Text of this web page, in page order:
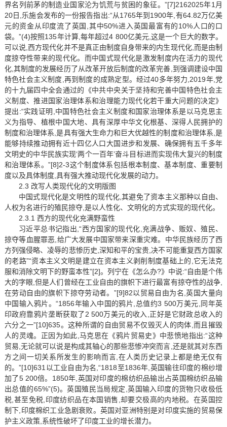
界名列前茅的制造业国家沦为饥荒与贫困的象征。”[7]2162025年1月
20日,乐施会发布的一份报告指出:“从1765年到1900年,有64.82万亿美
元的资金从印度流了英国,其中50%进入英国最富有的10%人口的口
袋。”(4)按照135年计算,每年超过4 800亿美元,这是一个巨大的数字。
可以说,西方现代化并不是真正由制度自身带来的内生现代化,而是由制
度掠夺性带来的现代化。而中国式现代化是激发制度内在活力的现代
化,其制度的发展经历了从改革开放后制度的改革完善,到强调建设中国
特色社会主义制度,再到制度的成熟定型。经过40多年努力,2019年,党
的十九届四中全会通过的《中共中央关于坚持和完善中国特色社会主
义制度、推进国家治理体系和治理能力现代化若干重大问题的决定》
提出:“实践证明,中国特色社会主义制度和国家治理体系是以马克思主
义为指导、植根中国大地、具有深厚中华文化根基、深得人民拥护的
制度和治理体系,是具有强大生命力和巨大优越性的制度和治理体系,是
能够持续推动拥有近十四亿人口大国进步和发展、确保拥有五千多年
文明史的中华民族实现‘两个一百年’奋斗目标进而实现伟大复兴的制度
和治理体系。”[8]2-3这个制度体系包括根本制度、基本制度、重要制
度以及具体制度,具有强大推动现代化发展的动力。
2.3 改写人类现代化的文明版图
中国式现代化是文明性的现代化,其避免了资本主义那种以自由、
人权为名进行的殖民掠夺,是以人性化、文明化的方式实现的现代化。
2.3.1 西方的现代化充满野蛮性
习近平总书记指出,“西方国家的现代化,充满战争、贩奴、殖民、
掠夺等血腥罪恶,给广大发展中国家带来深重灾难。中华民族经历了西
方列强侵略、凌辱的悲惨历史,深知和平的宝贵,决不可能重复西方国家
的老路”“资本主义文明是建立在资本主义剥削制度基础上的,它无法克
服和消除文明下的野蛮本性”[2]。列宁在《怎么办?》中说:“自由是个伟
大的字眼,但是人们曾经在工业自由的旗帜下进行最富有掠夺性的战争,
在劳动自由的旗帜下掠夺劳动者。”[9]82以贸易自由为名,英国大量向
中国输入鸦片。“1856年输入中国的鸦片,总值约3 500万美元,同年英
印政府靠鸦片垄断获取了2 500万美元的收入,正好是它财政总收入的
六分之一”[10]635。这种所谓的自由贸易不仅毁灭人的肉体,而且摧毁
人的灵魂。正因为如此,马克思在《鸦片贸易史》中悲愤地指出:“这种
贸易,无论就可以说是构成其轴心的那些悲惨冲突而言,还是就其对东西
方之间一切关系所发生的影响而言,在人类历史记录上都是绝无仅有
的。”[10]631以工业自由为名,“1818至1836年,英国输往印度的棉纱增
加了5 200倍。1850年,英国对印度的棉纺织品输出占英国棉纺织品输
出总值的65%”(5)。英国殖民当局规定,英国输入印度的货物只收极低
税,甚至免税,印度纺织品在本国销售,却要交极高的内地税。在英国控
制下,印度棉织工业急剧衰败。英国对亚洲特别是对印度实施的贸易保
护主义政策,系统性破坏了印度工业的增长潜力。